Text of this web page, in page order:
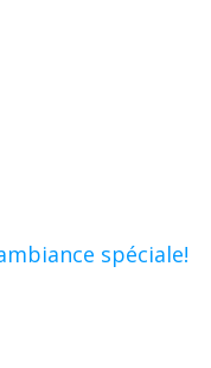
spéciale!